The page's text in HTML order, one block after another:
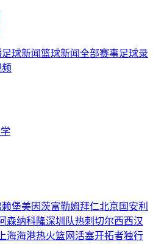
足球新闻篮球新闻全部赛事足球录
赖堡美因茨富勒姆拜仁北京国安利
森纳科隆深圳队热刺 切尔西西汉
上海海港热火篮网活塞开拓者独行